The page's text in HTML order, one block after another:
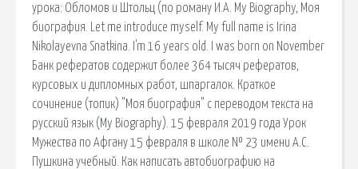
урока: Обломов и Штольц (по роману И.А. My Biography, Моя
биография. Let me introduce myself. My full name is Irina
Nikolayevna Snatkina. I'm 16 years old. I was born on November
Банк рефератов содержит более 364 тысяч рефератов,
курсовых и дипломных работ, шпаргалок. Краткое
сочинение (топик) "Моя биография" с переводом текста на
русский язык (My Biography). 15 февраля 2019 года Урок
Мужества по Афгану 15 февраля в школе № 23 имени А.С.
Пушкина учебный. Как написать автобиографию на